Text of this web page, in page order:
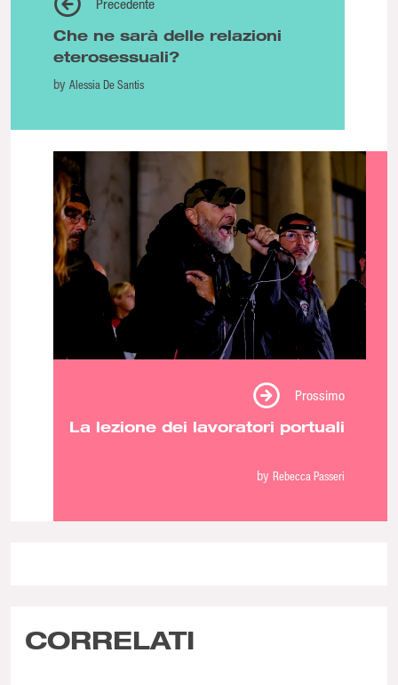
Precedente
Che ne sarà delle relazioni
eterosessuali?
by Alessia De Santis
Prossimo
La lezione dei lavoratori portuali
by Rebecca Passeri
CORRELATI